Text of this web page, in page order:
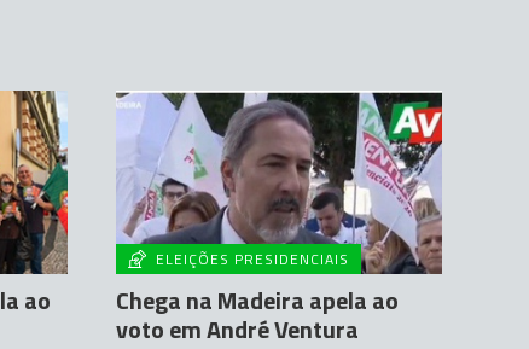
ao
ELEIÇÕES PRESIDENCIAIS
Chega na Madeira apela ao
voto em André Ventura